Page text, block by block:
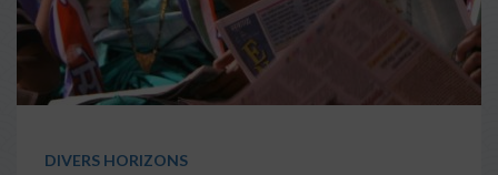
DIVERS HORIZONS